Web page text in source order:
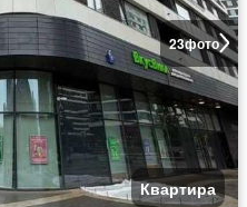
23фото
Квартира